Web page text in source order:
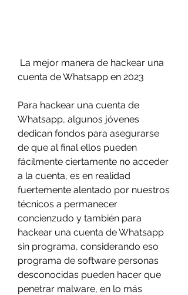
cuenta de Whatsapp en 2023
Para hackear una cuenta de
Whatsapp, algunos jóvenes
dedican fondos para asegurarse
de que al final ellos pueden
fácilmente ciertamente no acceder
a la cuenta, es en realidad
fuertemente alentado por nuestros
técnicos a permanecer
concienzudo y también para
hackear una cuenta de Whatsapp
sin programa, considerando eso
programa de software personas
desconocidas pueden hacer que
penetrar malware, en lo más